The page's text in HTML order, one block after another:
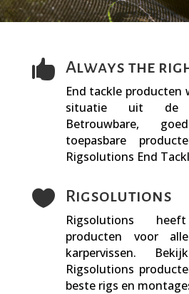
 Always the
End tackle producten
situatie uit de
Betrouwbare,
toepasbare
Rigsolutions End
 Rigsolutions
Rigsolutions
producten voor
karpervissen.
Bekijk
Rigsolutions
beste rigs en